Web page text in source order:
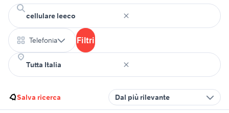
Telefonia Filtri
Salva ricerca Dal più rilevante